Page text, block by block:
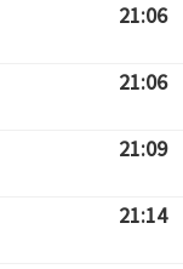
21:06
21:06
21:09
21:14